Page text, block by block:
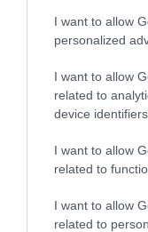
I want to allow
personalized
I want to allow
related to
device
I want to allow
related to
I want to allow
related to
szúnyogfaj a kora
leginkább.
parkban vagy
Ha
6